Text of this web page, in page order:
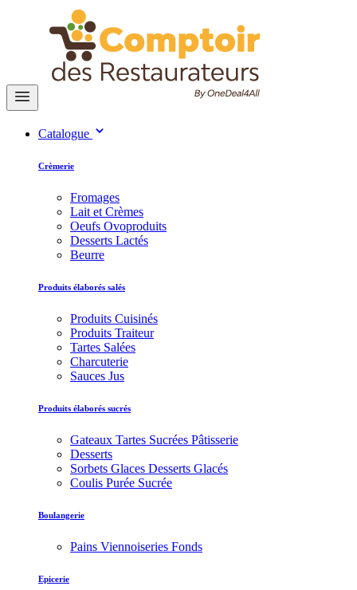
Catalogue
Crèmerie
Fromages
Lait et Crèmes
Oeufs Ovoproduits
Desserts Lactés
Beurre
Produits élaborés salés
Produits Cuisinés
Produits Traiteur
Tartes Salées
Charcuterie
Sauces Jus
Produits élaborés sucrés
Gateaux Tartes Sucrées Pâtisserie
Desserts
Sorbets Glaces Desserts Glacés
Coulis Purée Sucrée
Boulangerie
Pains Viennoiseries Fonds
Epicerie